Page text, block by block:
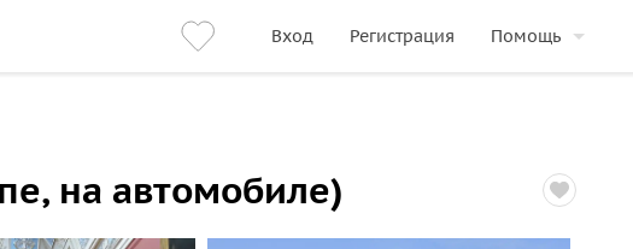
Вход Регистрация Помощь
на автомобиле)